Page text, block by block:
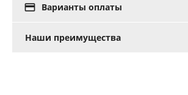
 Варианты оплаты
Наши преимущества